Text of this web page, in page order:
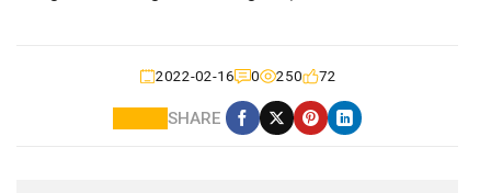
2022-02-16 0 250 72
SHARE